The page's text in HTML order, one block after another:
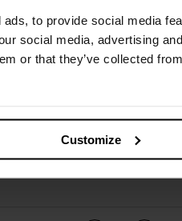
to provide social media
social media, advertising
or that they’ve collected
Customize